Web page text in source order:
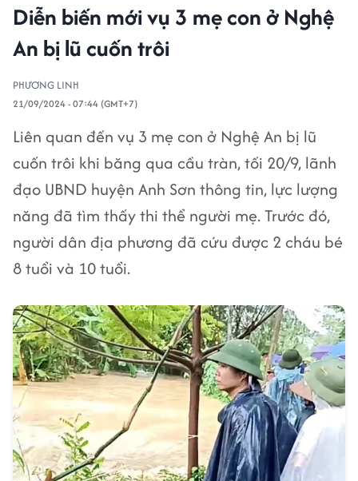
Diễn biến mới vụ 3 mẹ con ở Nghệ
An bị lũ cuốn trôi
PHƯƠNG LINH
21/09/2024 - 07:44 (GMT+7)
Liên quan đến vụ 3 mẹ con ở Nghệ An bị lũ
cuốn trôi khi băng qua cầu tràn, tối 20/9, lãnh
đạo UBND huyện Anh Sơn thông tin, lực lượng
năng đã tìm thấy thi thể người mẹ. Trước đó,
người dân địa phương đã cứu được 2 cháu bé
8 tuổi và 10 tuổi.